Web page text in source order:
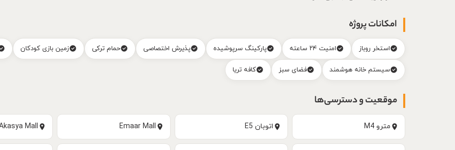
امکانات پروژه
استخر روباز امنیت ۲۴ ساعته پارکینگ سرپوشیده پذیرش اختصاصی حمام ترکی زمین بازی کودکان
سیستم خانه هوشمند فضای سبز کافه تریا
موقعیت و دسترسی‌ها
مترو M4 اتوبان E5 Emaar Mall
Mall